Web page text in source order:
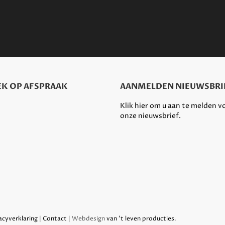
OP AFSPRAAK AANMELDEN
Klik hier om u aan te melden
onze nieuwsbrief.
| Contact | Webdesignvan 't leven producties.